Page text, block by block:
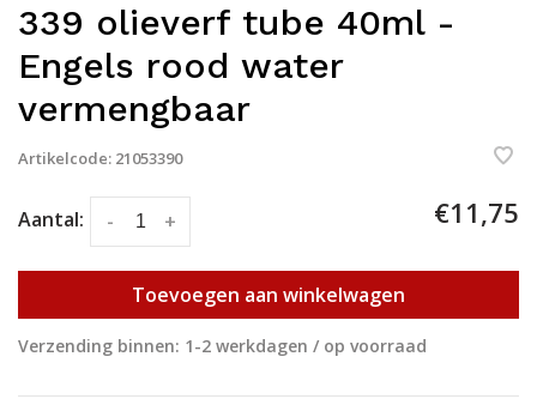
339 olieverf tube 40ml -
Engels rood water
vermengbaar
Artikelcode: 21053390
Aantal: +
- €11,75
Toevoegen aan winkelwagen
Verzending binnen: 1-2 werkdagen / op voorraad